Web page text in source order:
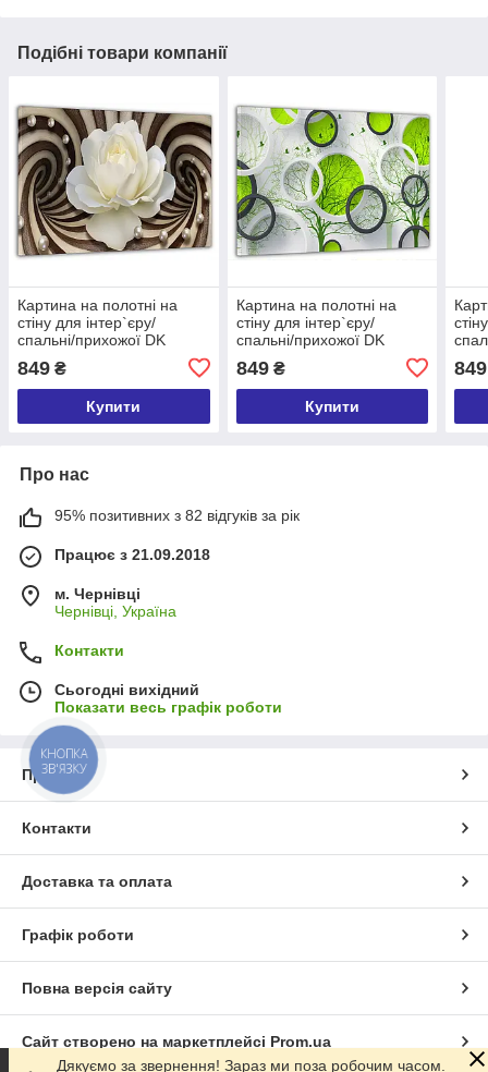
Подібні товари компанії
Картина на полотні на
стіну для інтер`єру/
спальні/прихожої DK
Абстракція з білої троянди
60x100 см (MK10242_M)
849 ₴
Купити
Картина на полотні на
стіну для інтер`єру/
спальні/прихожої DK
Зелена абстракція 60x100
см (MK10141_M)
849₴
Купити
849
Про нас
95% позитивних з 82 відгуків за рік
Працює з 21.09.2018
м. Чернівці
Чернівці, Україна
Контакти
Сьогодні вихідний
Показати весь графік роботи
Про нас
Контакти
Доставка та оплата
Графік роботи
Повна версія сайту
Сайт створено на маркетплейсі Prom.ua
Дякуємо за звернення! Зараз ми поза робочим часом.
КНОПКА
ЗВ'ЯЗКУ